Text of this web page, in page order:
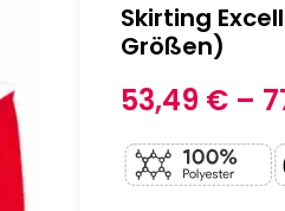
Skirting
Größen)
53,49 € –